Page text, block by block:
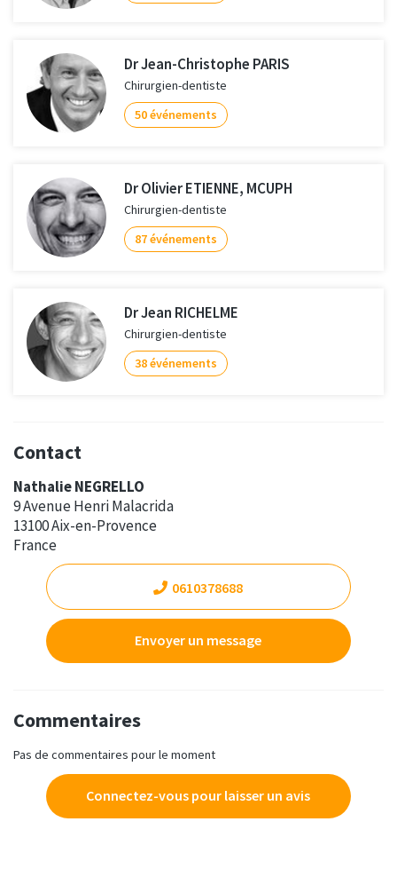
Dr Jean-Christophe PARIS
Chirurgien-dentiste
50 événements
Dr Olivier ETIENNE, MCUPH
Chirurgien-dentiste
87 événements
Dr Jean RICHELME
Chirurgien-dentiste
38 événements
Contact
Nathalie NEGRELLO
9 Avenue Henri Malacrida
13100 Aix-en-Provence
France
0610378688
Envoyer un message
Commentaires
Pas de commentaires pour le moment
Connectez-vous pour laisser un avis